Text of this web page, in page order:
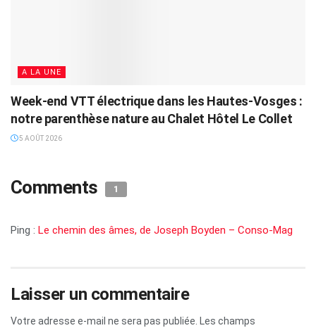
A LA UNE
Week-end VTT électrique dans les Hautes-Vosges :
notre parenthèse nature au Chalet Hôtel Le Collet
5 AOÛT 2026
Comments 1
Ping : Le chemin des âmes, de Joseph Boyden – Conso-Mag
Laisser un commentaire
Votre adresse e-mail ne sera pas publiée. Les champs